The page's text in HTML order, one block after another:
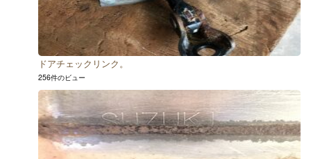
ドアチェックリンク。
256件のビュー